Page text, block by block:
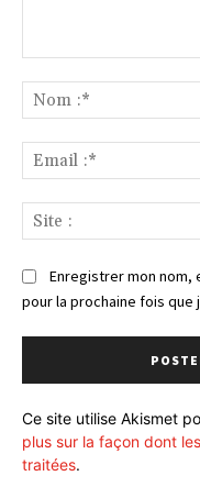
Enregistrer mon nom,
pour la prochaine fois que
Ce site utilise Akismet
plus sur la façon dont
traitées.